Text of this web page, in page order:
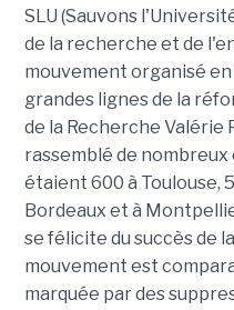
SLU (Sauvons
de la recherche et de
mouvement organisé
grandes lignes de la
de la Recherche Valérie
rassemblé de
étaient 600 à Toulouse,
Bordeaux et à
se félicite du succès de
mouvement est
marquée par des